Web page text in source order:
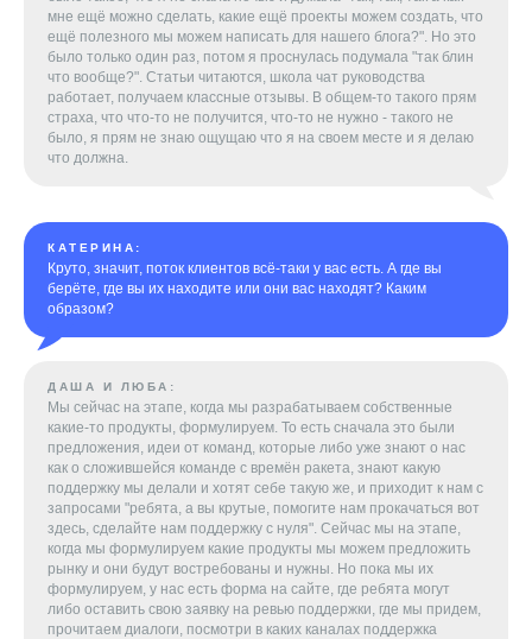
мне ещё можно сделать, какие ещё проекты можем создать, что
ещё полезного мы можем написать для нашего блога?". Но это
было только один раз, потом я проснулась подумала "так блин
что вообще?". Статьи читаются, школа чат руководства
работает, получаем классные отзывы. В общем-то такого прям
страха, что что-то не получится, что-то не нужно - такого не
было, я прям не знаю ощущаю что я на своем месте и я делаю
что должна.
КАТЕРИНА:
Круто, значит, поток клиентов всё-таки у вас есть. А где вы
берёте, где вы их находите или они вас находят? Каким
образом?
ДАША И ЛЮБА:
Мы сейчас на этапе, когда мы разрабатываем собственные
какие-то продукты, формулируем. То есть сначала это были
предложения, идеи от команд, которые либо уже знают о нас
как о сложившейся команде с времён ракета, знают какую
поддержку мы делали и хотят себе такую же, и приходит к нам с
запросами "ребята, а вы крутые, помогите нам прокачаться вот
здесь, сделайте нам поддержку с нуля". Сейчас мы на этапе,
когда мы формулируем какие продукты мы можем предложить
рынку и они будут востребованы и нужны. Но пока мы их
формулируем, у нас есть форма на сайте, где ребята могут
либо оставить свою заявку на ревью поддержки, где мы придем,
прочитаем диалоги, посмотри в каких каналах поддержка